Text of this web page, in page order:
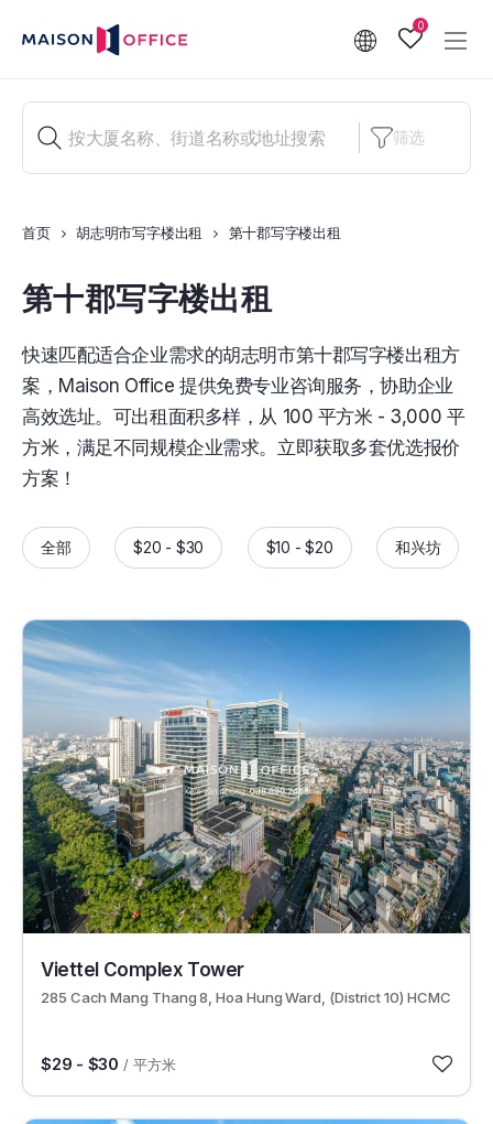
0
筛选
首页 胡志明市写字楼出租 第十郡写字楼出租
第十郡写字楼出租
快速匹配适合企业需求的胡志明市第十郡写字楼出租方
案，Maison Office 提供免费专业咨询服务，协助企业
高效选址。可出租面积多样，从 100 平方米 - 3,000 平
方米，满足不同规模企业需求。立即获取多套优选报价
方案！
全部 $20 - $30 $10 - $20 和兴坊
Viettel Complex Tower
285 Cach Mang Thang 8, Hoa Hung Ward, (District 10) HCMC
$29 - $30 / 平方米